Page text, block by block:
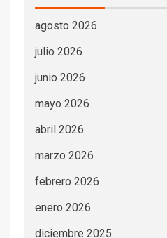
agosto 2026
julio 2026
junio 2026
mayo 2026
abril 2026
marzo 2026
febrero 2026
enero 2026
diciembre 2025